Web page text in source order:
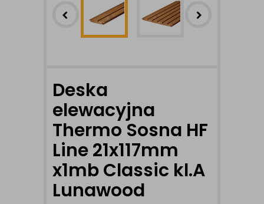
Deska
elewacyjna
Thermo Sosna HF
Line 21x117mm
x1mb Classic kl.A
Lunawood